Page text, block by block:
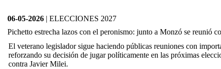
06-05-2026 | ELECCIONES 2027
Pichetto estrecha lazos con el peronismo: junto a Monzó se reunió
El veterano legislador sigue haciendo públicas reuniones con
reforzando su decisión de jugar políticamente en las próximas
contra Javier Milei.